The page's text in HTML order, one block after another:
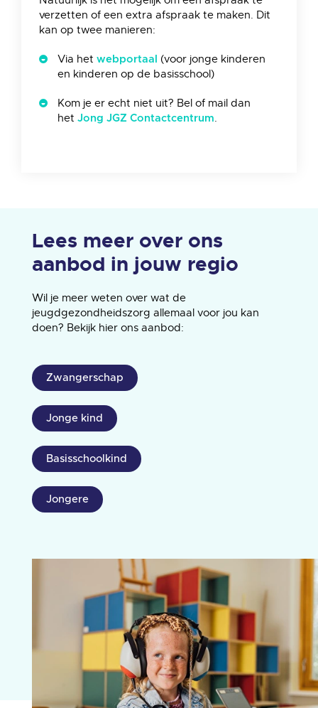
verzetten of een extra afspraak te maken. Dit
kan op twee manieren:
Via het webportaal
(voor jonge kinderen
en kinderen op de basisschool)
Kom je er echt niet uit? Bel of mail dan
het Jong JGZ Contactcentrum.
Lees meer over ons
aanbod in jouw regio
Wil je meer weten over wat de
jeugdgezondheidszorg allemaal voor jou kan
doen? Bekijk hier ons aanbod:
Zwangerschap
Jonge kind
Basisschoolkind
Jongere